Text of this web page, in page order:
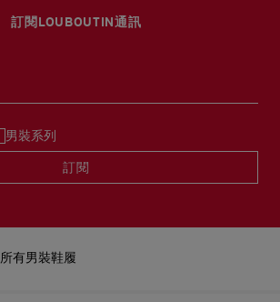
訂閱LOUBOUTIN通訊
男裝系列
訂閱
所有男裝鞋履